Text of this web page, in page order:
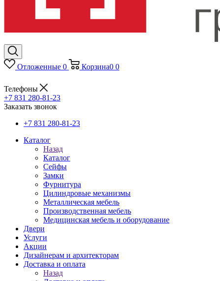
Отложенные 0 Корзина0 0
Телефоны
+7 831 280-81-23
Заказать звонок
+7 831 280-81-23
Каталог
Назад
Каталог
Сейфы
Замки
Фурнитура
Цилиндровые механизмы
Металлическая мебель
Производственная мебель
Медицинская мебель и оборудование
Двери
Услуги
Акции
Дизайнерам и архитекторам
Доставка и оплата
Назад